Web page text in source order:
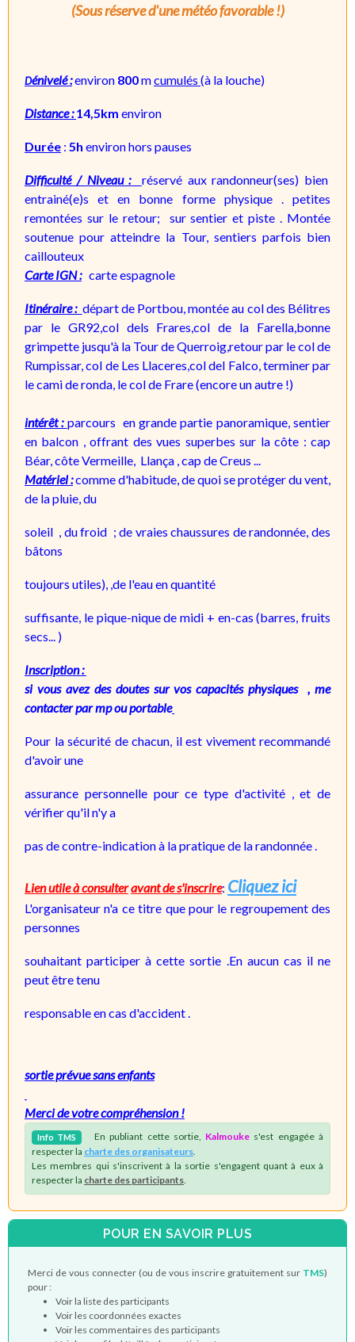
(Sous réserve d'une météo favorable !)
Dénivelé :environ 800mcumulés (à la louche)
Distance :14,5km environ
Durée : 5h environ hors pauses
Difficulté / Niveau : réservé aux randonneur(ses) bien
entrainé(e)s et en bonne forme physique . petites
remontées sur le retour; sur sentier et piste . Montée
soutenue pour atteindre la Tour, sentiers parfois bien
caillouteux
Carte IGN : carte espagnole
Itinéraire : départ de Portbou, montée au col des Bélitres
par le GR92,col dels Frares,col de la Farella,bonne
grimpette jusqu'à la Tour de Querroig,retour par le col de
Rumpissar, col de Les Llaceres,col del Falco, terminer par
le cami de ronda, le col de Frare (encore un autre !)
intérêt : parcours en grande partie panoramique, sentier
en balcon , offrant des vues superbes sur la côte : cap
Béar, côte Vermeille, Llança , cap de Creus ...
Matériel :commed'habitude, de quoi se protéger du vent,
de la pluie, du
soleil , du froid ; de vraies chaussures de randonnée, des
bâtons
toujours utiles), ,de l'eau en quantité
suffisante, le pique-nique de midi + en-cas (barres, fruits
secs... )
Inscription :
si vous avez des doutes sur vos capacités physiques , me
contacter par mp ou portable
Pour la sécurité de chacun, il est vivement recommandé
d'avoir une
assurance personnelle pour ce type d'activité , et de
vérifier qu'il n'y a
pas de contre-indication à la pratique de la randonnée .
Lien utile à consulteravant de s'inscrire: Cliquez ici
L'organisateur n'a ce titre que pour le regroupement des
personnes
souhaitant participer à cette sortie .En aucun cas il ne
peut être tenu
responsable en cas d'accident .
sortie prévue sans enfants
Merci de votre compréhension !
Info TMS En publiant cette sortie, Kalmouke s'est engagée à
respecter la charte des organisateurs
Les membres qui s'inscrivent à la sortie s'engagent quant à eux à
respecter la charte des participants
POUR EN SAVOIR PLUS
Merci de vous connecter (ou de vous inscrire gratuitement sur TMS)
pour :
Voir la liste des participants
Voir les coordonnées exactes
Voir les commentaires des participants